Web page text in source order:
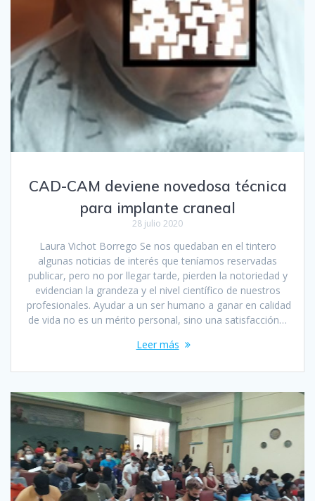
CAD-CAM deviene novedosa técnica
para implante craneal
28 julio 2020
Laura Vichot Borrego Se nos quedaban en el tintero
algunas noticias de interés que teníamos reservadas
publicar, pero no por llegar tarde, pierden la notoriedad y
evidencian la grandeza y el nivel científico de nuestros
profesionales. Ayudar a un ser humano a ganar en calidad
de vida no es un mérito personal, sino una satisfacción…
Leer más